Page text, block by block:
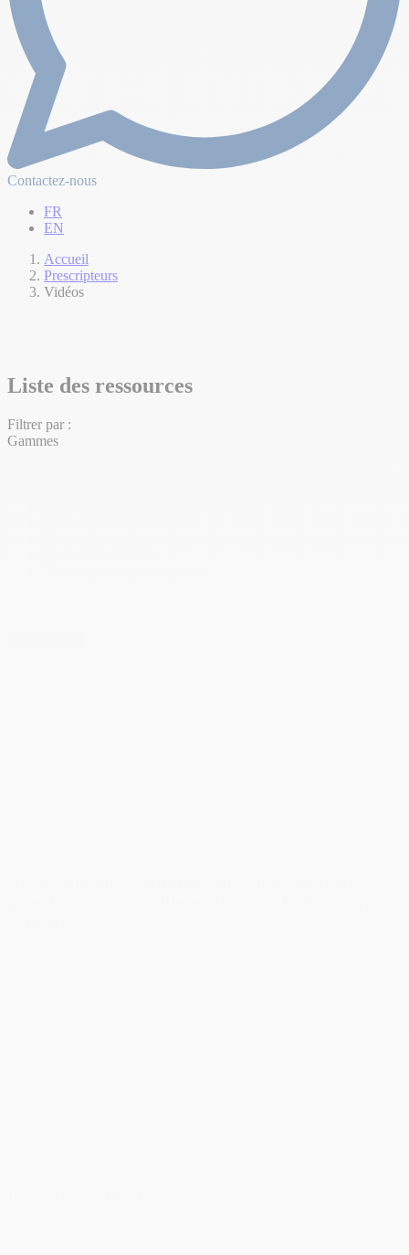
Contactez-nous
FR
EN
Accueil
Prescripteurs
Vidéos
Liste des ressources
Filtrer par :
Gammes